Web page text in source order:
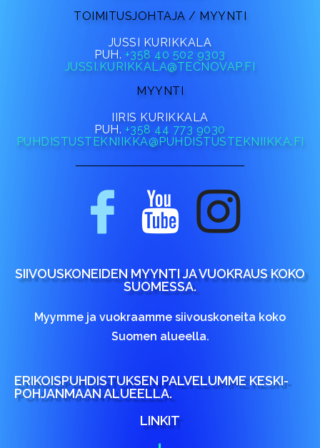
TOIMITUSJOHTAJA / MYYNTI
JUSSI KURIKKALA
PUH. +358 40 502 9303
JUSSI.KURIKKALA@TECNOVAP.FI
MYYNTI
IIRIS KURIKKALA
PUH. +358 44 773 9030
PUHDISTUSTEKNIIKKA@PUHDISTUSTEKNIIKKA.FI
SIIVOUSKONEIDEN MYYNTI JA VUOKRAUS KOKO
SUOMESSA.
Myymme ja vuokraamme siivouskoneita koko
Suomen alueella.
ERIKOISPUHDISTUKSEN PALVELUMME KESKI-
POHJANMAAN ALUEELLA.
LINKIT